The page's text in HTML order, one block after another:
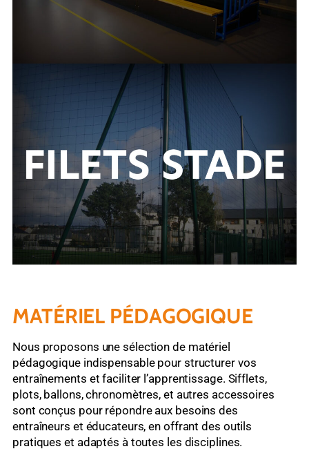
MATÉRIEL PÉDAGOGIQUE
Nous proposons une sélection de matériel
pédagogique indispensable pour structurer vos
entraînements et faciliter l’apprentissage. Sifflets,
plots, ballons, chronomètres, et autres accessoires
sont conçus pour répondre aux besoins des
entraîneurs et éducateurs, en offrant des outils
pratiques et adaptés à toutes les disciplines.